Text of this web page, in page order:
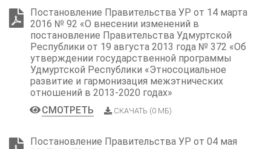
Постановление Правительства УР от 14 марта
2016 № 92 «О внесении изменений в
постановление Правительства Удмуртской
Республики от 19 августа 2013 года № 372 «Об
утверждении государственной программы
Удмуртской Республики «Этносоциальное
развитие и гармонизация межэтнических
отношений в 2013-2020 годах»
СМОТРЕТЬ
СКАЧАТЬ (0 МБ)
Постановление Правительства УР от 04 мая